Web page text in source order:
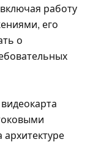
работу
его
о